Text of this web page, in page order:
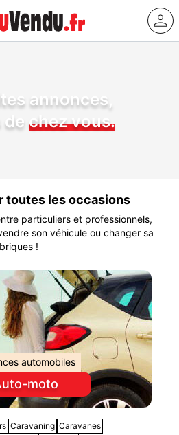
annonces,
de chez vous.
toutes les occasions
particuliers et professionnels,
son véhicule ou changer sa
!
moto
automobiles
Caravaning Caravanes